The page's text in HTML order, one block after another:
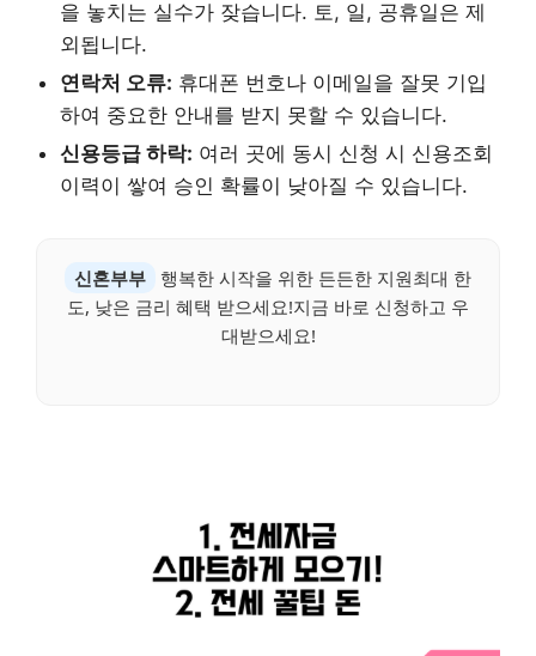
을 놓치는 실수가 잦습니다. 토, 일, 공휴일은 제
외됩니다.
연락처 오류: 휴대폰 번호나 이메일을 잘못 기입
하여 중요한 안내를 받지 못할 수 있습니다.
신용등급 하락: 여러 곳에 동시 신청 시 신용조회
이력이 쌓여 승인 확률이 낮아질 수 있습니다.
신혼부부
행복한 시작을 위한 든든한 지원최대 한
도, 낮은 금리 혜택 받으세요!지금 바로 신청하고 우
대받으세요!